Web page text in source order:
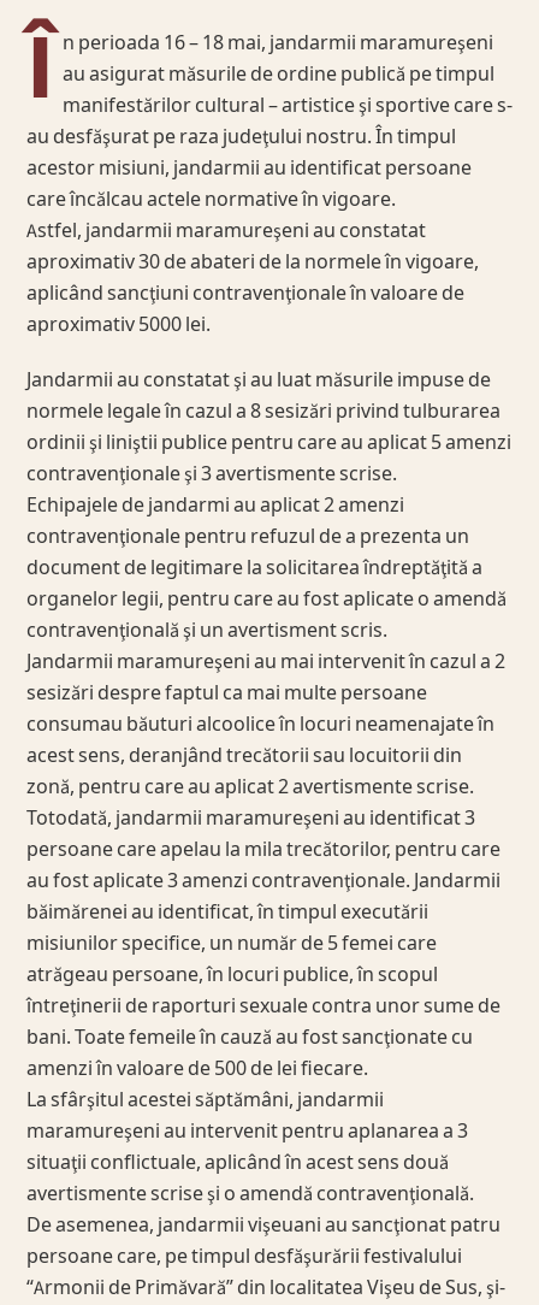
Î n perioada 16 – 18 mai, jandarmii maramureşeni
au asigurat măsurile de ordine publică pe timpul
manifestărilor cultural – artistice şi sportive care s-
au desfăşurat pe raza judeţului nostru. În timpul
acestor misiuni, jandarmii au identificat persoane
care încălcau actele normative în vigoare.
Astfel, jandarmii maramureşeni au constatat
aproximativ 30 de abateri de la normele în vigoare,
aplicând sancţiuni contravenţionale în valoare de
aproximativ 5000 lei.
Jandarmii au constatat şi au luat măsurile impuse de
normele legale în cazul a 8 sesizări privind tulburarea
ordinii şi liniştii publice pentru care au aplicat 5 amenzi
contravenţionale şi 3 avertismente scrise.
Echipajele de jandarmi au aplicat 2 amenzi
contravenţionale pentru refuzul de a prezenta un
document de legitimare la solicitarea îndreptăţită a
organelor legii, pentru care au fost aplicate o amendă
contravenţională şi un avertisment scris.
Jandarmii maramureşeni au mai intervenit în cazul a 2
sesizări despre faptul ca mai multe persoane
consumau băuturi alcoolice în locuri neamenajate în
acest sens, deranjând trecătorii sau locuitorii din
zonă, pentru care au aplicat 2 avertismente scrise.
Totodată, jandarmii maramureşeni au identificat 3
persoane care apelau la mila trecătorilor, pentru care
au fost aplicate 3 amenzi contravenţionale. Jandarmii
băimărenei au identificat, în timpul executării
misiunilor specifice, un număr de 5 femei care
atrăgeau persoane, în locuri publice, în scopul
întreţinerii de raporturi sexuale contra unor sume de
bani. Toate femeile în cauză au fost sancţionate cu
amenzi în valoare de 500 de lei fiecare.
La sfârşitul acestei săptămâni, jandarmii
maramureşeni au intervenit pentru aplanarea a 3
situaţii conflictuale, aplicând în acest sens două
avertismente scrise şi o amendă contravenţională.
De asemenea, jandarmii vişeuani au sancţionat patru
persoane care, pe timpul desfăşurării festivalului
“Armonii de Primăvară” din localitatea Vişeu de Sus, şi-